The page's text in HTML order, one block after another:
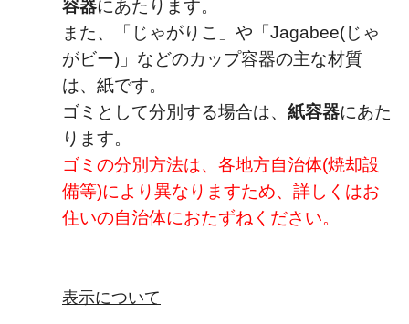
容器にあたります。
また、「じゃがりこ」や「Jagabee(じゃ
がビー)」などのカップ容器の主な材質
は、紙です。
ゴミとして分別する場合は、 紙容器にあた
ります。
ゴミの分別方法は、各地方自治体(焼却設
備等)により異なりますため、詳しくはお
住いの自治体におたずねください。
表示について